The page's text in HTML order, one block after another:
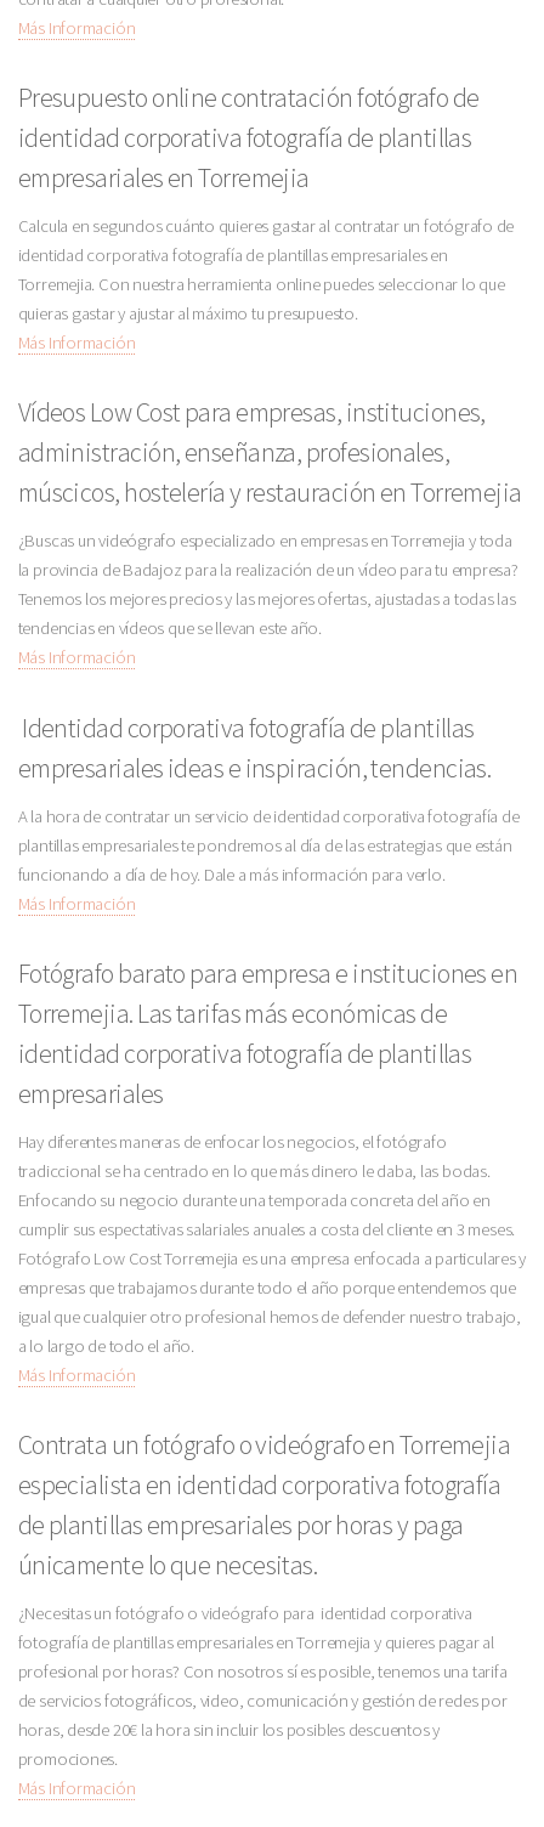
Más Información
Presupuesto online contratación fotógrafo de
identidad corporativa fotografía de plantillas
empresariales en Torremejia
Calcula en segundos cuánto quieres gastar al contratar un fotógrafo de
identidad corporativa fotografía de plantillas empresariales en
Torremejia. Con nuestra herramienta online puedes seleccionar lo que
quieras gastar y ajustar al máximo tu presupuesto.
Más Información
Vídeos Low Cost para empresas, instituciones,
administración, enseñanza, profesionales,
múscicos, hostelería y restauración en Torremejia
¿Buscas un videógrafo especializado en empresas en Torremejia y toda
la provincia de Badajoz para la realización de un vídeo para tu empresa?
Tenemos los mejores precios y las mejores ofertas, ajustadas a todas las
tendencias en vídeos que se llevan este año.
Más Información
Identidad corporativa fotografía de plantillas
empresariales ideas e inspiración, tendencias.
A la hora de contratar un servicio de identidad corporativa fotografía de
plantillas empresariales te pondremos al día de las estrategias que están
funcionando a día de hoy. Dale a más información para verlo.
Más Información
Fotógrafo barato para empresa e instituciones en
Torremejia. Las tarifas más económicas de
identidad corporativa fotografía de plantillas
empresariales
Hay diferentes maneras de enfocar los negocios, el fotógrafo
tradiccional se ha centrado en lo que más dinero le daba, las bodas.
Enfocando su negocio durante una temporada concreta del año en
cumplir sus espectativas salariales anuales a costa del cliente en 3 meses.
Fotógrafo Low Cost Torremejia es una empresa enfocada a particulares y
empresas que trabajamos durante todo el año porque entendemos que
igual que cualquier otro profesional hemos de defender nuestro trabajo,
a lo largo de todo el año.
Más Información
Contrata un fotógrafo o videógrafo en Torremejia
especialista en identidad corporativa fotografía
de plantillas empresariales por horas y paga
únicamente lo que necesitas.
¿Necesitas un fotógrafo o videógrafo para identidad corporativa
fotografía de plantillas empresariales en Torremejia y quieres pagar al
profesional por horas? Con nosotros sí es posible, tenemos una tarifa
de servicios fotográficos, video, comunicación y gestión de redes por
horas, desde 20€ la hora sin incluir los posibles descuentos y
promociones.
Más Información